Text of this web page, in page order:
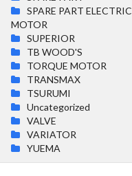
SPARE PART ELECTRIC
MOTOR
SUPERIOR
TB WOOD'S
TORQUE MOTOR
TRANSMAX
TSURUMI
Uncategorized
VALVE
VARIATOR
YUEMA